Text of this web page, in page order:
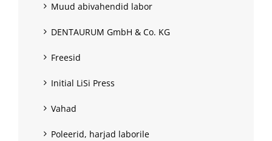
Muud abivahendid labor
DENTAURUM GmbH & Co. KG
Freesid
Initial LiSi Press
Vahad
Poleerid, harjad laborile